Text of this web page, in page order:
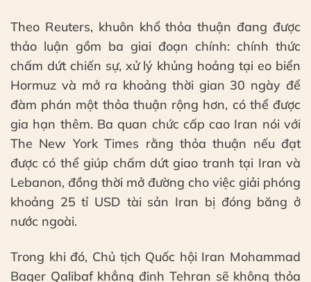
Theo Reuters, khuôn khổ thỏa thuận đang được
thảo luận gồm ba giai đoạn chính: chính thức
chấm dứt chiến sự, xử lý khủng hoảng tại eo biển
Hormuz và mở ra khoảng thời gian 30 ngày để
đàm phán một thỏa thuận rộng hơn, có thể được
gia hạn thêm. Ba quan chức cấp cao Iran nói với
The New York Times rằng thỏa thuận nếu đạt
được có thể giúp chấm dứt giao tranh tại Iran và
Lebanon, đồng thời mở đường cho việc giải phóng
khoảng 25 tỉ USD tài sản Iran bị đóng băng ở
nước ngoài.
Trong khi đó, Chủ tịch Quốc hội Iran Mohammad
Baqer Qalibaf khẳng định Tehran sẽ không thỏa